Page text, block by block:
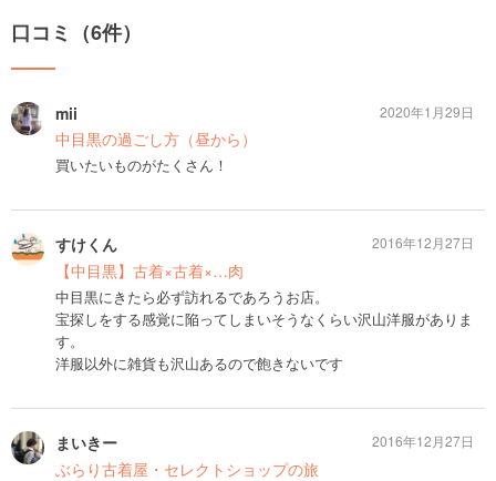
口コミ（6件）
mii
中目黒の過ごし方（昼から）
買いたいものがたくさん！
2020年1月29日
すけくん
【中目黒】古着×古着×…肉
中目黒にきたら必ず訪れるであろうお店。
宝探しをする感覚に陥ってしまいそうなくらい沢山洋服がありま
す。
洋服以外に雑貨も沢山あるので飽きないです
2016年12月27日
まいきー
ぶらり古着屋・セレクトショップの旅
2016年12月27日